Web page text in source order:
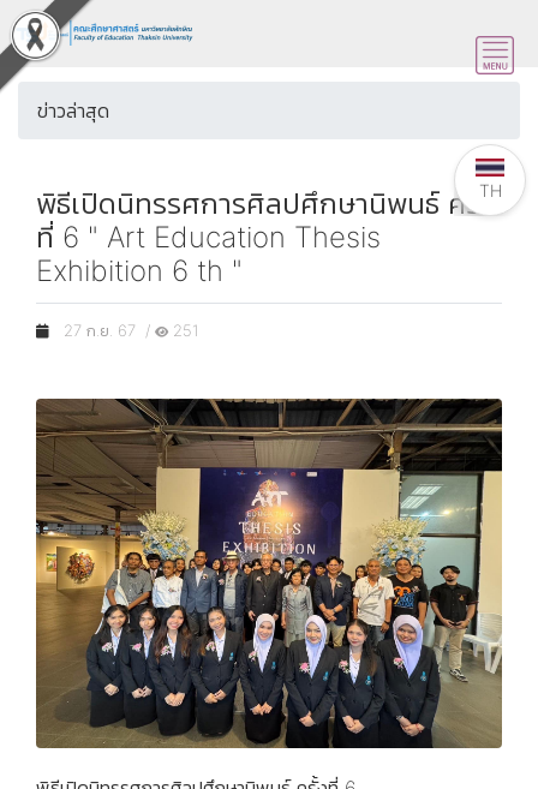
ข่าวล่าสุด
พิธีเปิดนิทรรศการศิลปศึกษานิพนธ์ ครั้ง
ที่ 6 " Art Education Thesis
Exhibition 6 th "
27 ก.ย. 67 / 251
TH